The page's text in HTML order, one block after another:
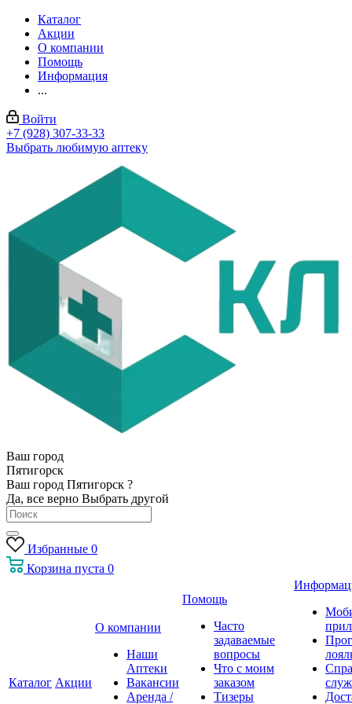
Каталог
Акции
О компании
Помощь
Информация
...
Войти
+7 (928) 307-33-33
Выбрать любимую аптеку
Ваш город
Пятигорск
Ваш город Пятигорск ?
Да, все верно Выбрать другой
Избранные 0
Корзина пуста 0
Каталог Акции
О компании
Наши
Аптеки
Вакансии
Аренда /
Помощь
Часто
задаваемые
вопросы
Что с моим
заказом
Тизеры